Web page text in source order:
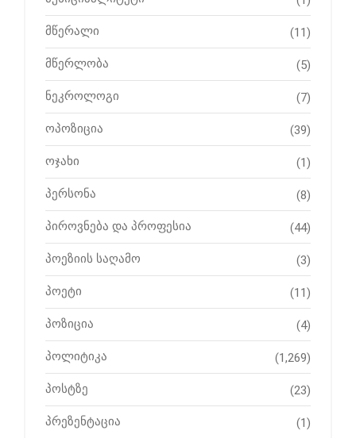
მწერალი (11)
მწერლობა (5)
ნეკროლოგი (7)
ოპოზიცია (39)
ოჯახი (1)
პერსონა (8)
პიროვნება და პროფესია (44)
პოეზიის საღამო (3)
პოეტი (11)
პოზიცია (4)
პოლიტიკა (1,269)
პოსტზე (23)
პრეზენტაცია (1)